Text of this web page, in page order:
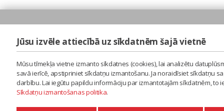
Jūsu izvēle attiecībā uz sīkdatnēm šajā vietnē
Mūsu tīmekļa vietne izmanto sīkdatnes (cookies), lai analizētu
savā ierīcē, apstipriniet sīkdatņu izmantošanu. Ja noraidīsiet sīkdatņu
darbību. Lai iegūtu papildu informāciju par izmantotajām sīkdatnēm,
Sīkdatņu izmantošanas politika.